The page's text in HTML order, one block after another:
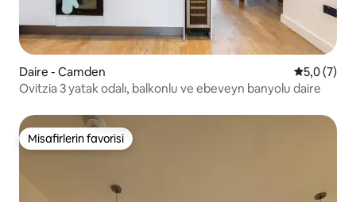
Daire - Camden 55,0 (7)
Ovitzia 3 yatak odalı, balkonlu ve ebeveyn banyolu daire
Misafirlerin favorisi
Misafirlerin favorisi